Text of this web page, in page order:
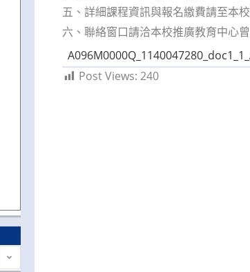
五、詳細課程資訊與報名繳費請至
六、聯絡窗口請洽本校推廣教育中心
Post Views: 240